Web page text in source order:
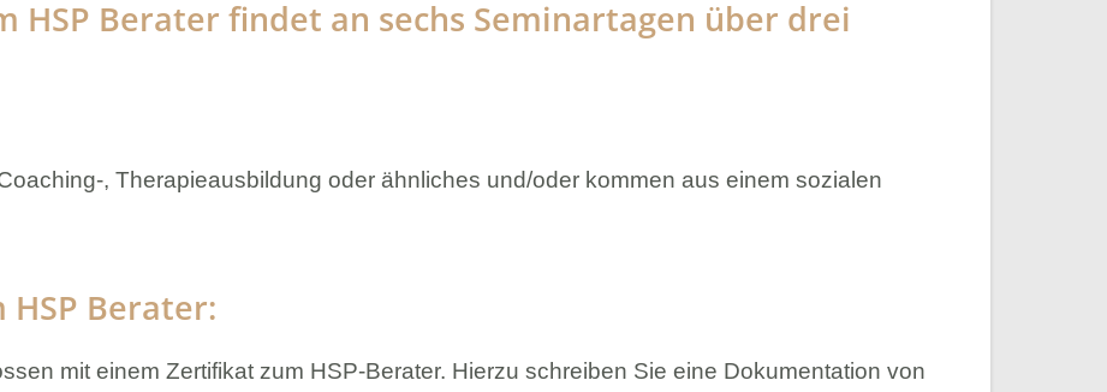
HSP Berater findet an sechs Seminartagen über drei
, Therapieausbildung oder ähnliches und/oder kommen aus einem sozialen
Berater:
mit einem Zertifikat zum HSP-Berater. Hierzu schreiben Sie eine Dokumentation von